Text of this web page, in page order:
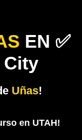
EN ✅
City
Uñas!
en UTAH!